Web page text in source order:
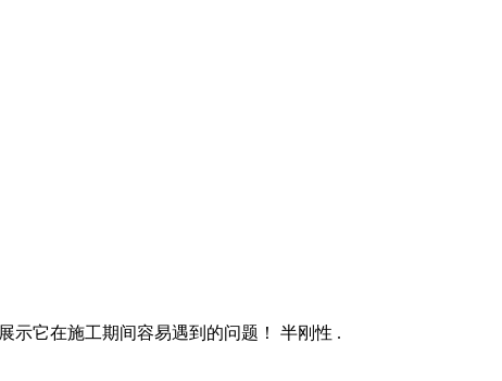
示它在施工期间容易遇到的问题！ 半刚性 .